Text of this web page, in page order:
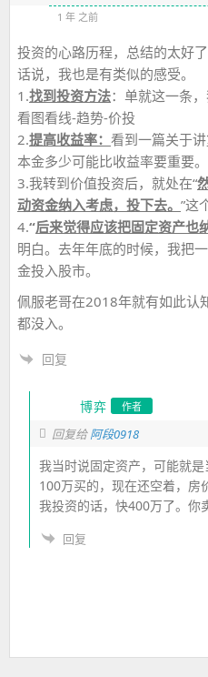
1 年 之前
投资的心路历程，总结的太好了
话说，我也是有类似的感受。
1.找到投资方法：单就这一条
看图看线-趋势-价投
2.提高收益率： 看到一篇关于
本金多少可能比收益率要重要。
3.我转到价值投资后，就处在“
动资金纳入考虑，投下去。 ”这
4.“后来觉得应该把固定资产也
明白。去年年底的时候，我把
金投入股市。
佩服老哥在2018年就有如此认
都没入。
回复
博弈 作者
回复给阿段0918
我当时说固定资产，可能就
100万买的，现在还空着，房
我投资的话，快400万了。你
回复